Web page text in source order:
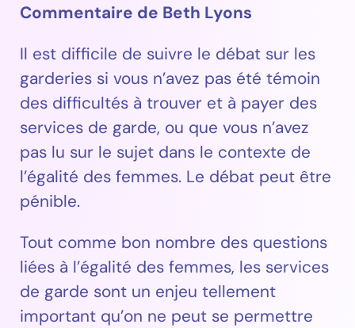
Commentaire de Beth Lyons
Il est difficile de suivre le débat sur les
garderies si vous n’avez pas été témoin
des difficultés à trouver et à payer des
services de garde, ou que vous n’avez
pas lu sur le sujet dans le contexte de
l’égalité des femmes. Le débat peut être
pénible.
Tout comme bon nombre des questions
liées à l’égalité des femmes, les services
de garde sont un enjeu tellement
important qu’on ne peut se permettre